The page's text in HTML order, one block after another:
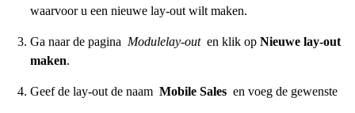
waarvoor u een nieuwe lay-out wilt maken.
Ga naar de pagina Modulelay-outen klik op Nieuwe lay-out
maken.
Geef de lay-out de naam Mobile Sales en voeg de gewenste